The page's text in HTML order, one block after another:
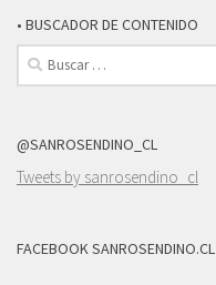
• BUSCADOR DE CONTENIDO
Buscar:
@SANROSENDINO_CL
Tweets by sanrosendino_cl
FACEBOOK SANROSENDINO.CL